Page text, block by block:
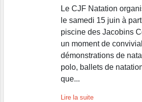
Le CJF Natation
le samedi 15 juin à
piscine des Jacobins
un moment de
démonstrations de
polo, ballets de
que...
Lire la suite